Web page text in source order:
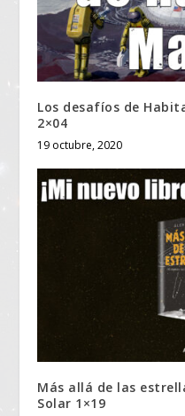
Los desafíos de
2×04
19 octubre, 2020
Más allá de las
Solar 1×19